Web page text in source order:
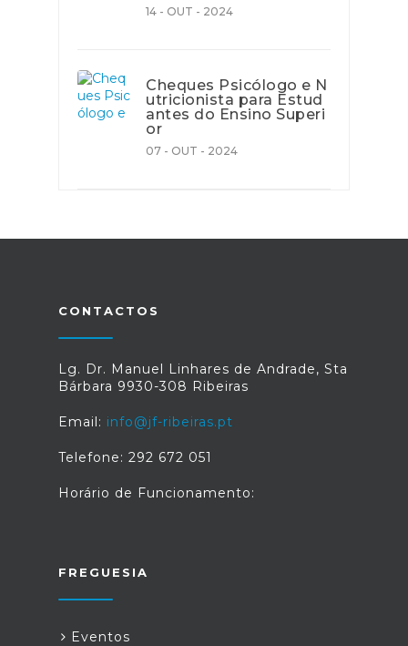
14 - OUT - 2024
Cheques Psicólogo e N
utricionista para Estud
antes do Ensino Superi
or
07 - OUT - 2024
CONTACTOS
Lg. Dr. Manuel Linhares de Andrade, Sta
Bárbara 9930-308 Ribeiras
Email: info@jf-ribeiras.pt
Telefone: 292 672 051
Horário de Funcionamento:
FREGUESIA
Eventos